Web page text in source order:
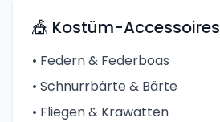
🎪 Kostüm-Accessoires
• Federn & Federboas
• Schnurrbärte & Bärte
• Fliegen & Krawatten